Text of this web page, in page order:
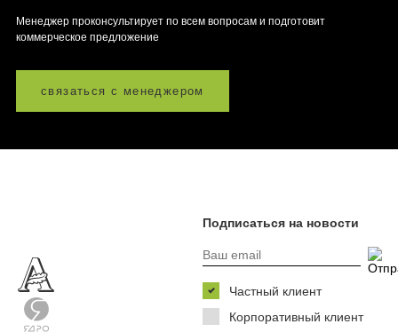
Менеджер проконсультирует по всем вопросам и подготовит
коммерческое предложение
связаться с менеджером
Подписаться на новости
Частный клиент
Корпоративный клиент